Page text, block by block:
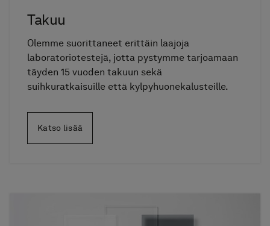
Takuu
Olemme suorittaneet erittäin laajoja
laboratoriotestejä, jotta pystymme tarjoamaan
täyden 15 vuoden takuun sekä
suihkuratkaisuille että kylpyhuonekalusteille.
Katso lisää